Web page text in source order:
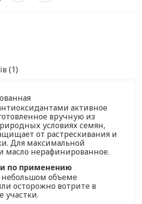
(1)
активное
вручную из
условиях семян,
от растрескивания и
Для максимальной
масло нерафинированное.
по применению
объеме
осторожно вотрите в
участки.